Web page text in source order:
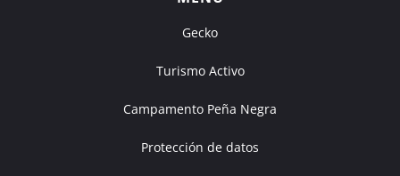
Gecko
Turismo Activo
Campamento Peña Negra
Protección de datos